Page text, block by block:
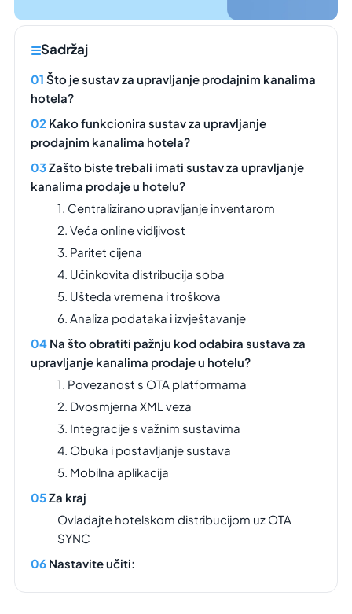
Sadržaj
Što je sustav za upravljanje prodajnim kanalima
hotela?
Kako funkcionira sustav za upravljanje
prodajnim kanalima hotela?
Zašto biste trebali imati sustav za upravljanje
kanalima prodaje u hotelu?
1. Centralizirano upravljanje inventarom
2. Veća online vidljivost
3. Paritet cijena
4. Učinkovita distribucija soba
5. Ušteda vremena i troškova
6. Analiza podataka i izvještavanje
Na što obratiti pažnju kod odabira sustava za
upravljanje kanalima prodaje u hotelu?
1. Povezanost s OTA platformama
2. Dvosmjerna XML veza
3. Integracije s važnim sustavima
4. Obuka i postavljanje sustava
5. Mobilna aplikacija
Za kraj
Ovladajte hotelskom distribucijom uz OTA
SYNC
Nastavite učiti: